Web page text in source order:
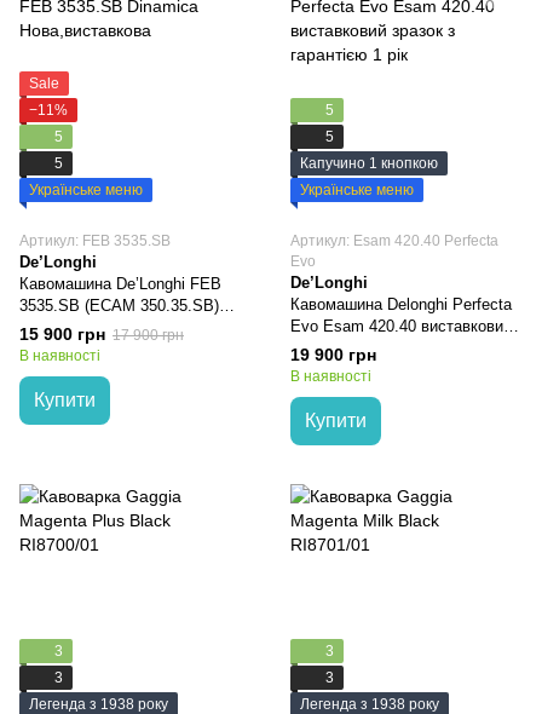
Sale
−11%
5
5
Українське меню
Артикул: FEB 3535.SB
De’Longhi
Кавомашина De’Longhi FEB
3535.SB (ECAM 350.35.SB)
виставковий зразок з гарантією
1 рік
15 900 грн 17 900 грн
В наявності
Купити
5
5
Капучино 1 кнопкою
Українське меню
Артикул: Esam 420.40 Perfecta
Evo
De’Longhi
Кавомашина Delonghi Perfecta
Evo Esam 420.40 виставковий
зразок з гарантією 1 рік
19 900 грн
В наявності
Купити
3
3
Легенда з 1938 року
3
3
Легенда з 1938 року